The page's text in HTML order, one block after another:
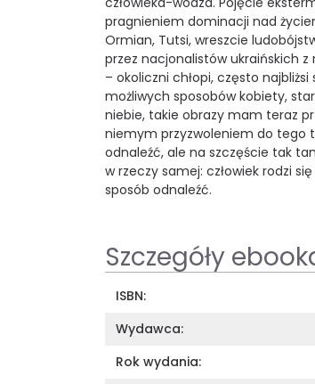
pragnieniem dominacji nad
Ormian, Tutsi, wreszcie
przez nacjonalistów ukraińskich z
– okoliczni chłopi, często
możliwych sposobów kobiety,
niebie, takie obrazy mam teraz
niemym przyzwoleniem do tego
odnaleźć, ale na szczęście tak
w rzeczy samej: człowiek rodzi
sposób odnaleźć.
Szczegóły
ISBN:
Wydawca:
Rok wydania: